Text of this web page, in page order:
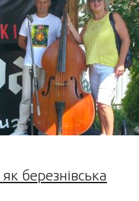
березнівська